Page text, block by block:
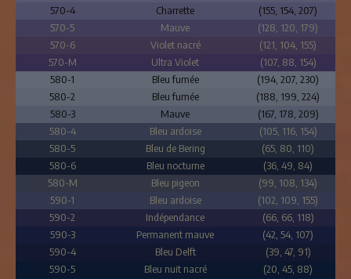
570-4
Charrette
(155, 154, 207)
570-5
Mauve
(128, 120, 179)
570-6
Violet nacré
(121, 104, 155)
570-M
Ultra Violet
(107, 88, 154)
580-1
Bleu fumée
(194, 207, 230)
580-2
Bleu fumée
(188, 199, 224)
580-3
Mauve
(167, 178, 209)
580-4
Bleu ardoise
(105, 116, 154)
580-5
Bleu de Bering
(65, 80, 110)
580-6
Bleu nocturne
(36, 49, 84)
580-M
Bleu pigeon
(99, 108, 134)
590-1
Bleu ardoise
(102, 109, 155)
590-2
Indépendance
(66, 66, 118)
590-3
Permanent mauve
(42, 54, 107)
590-4
Bleu Delft
(39, 47, 91)
590-5
Bleu nuit nacré
(20, 45, 88)